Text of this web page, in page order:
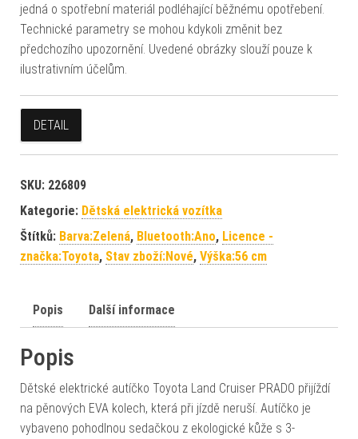
jedná o spotřební materiál podléhající běžnému opotřebení.
Technické parametry se mohou kdykoli změnit bez
předchozího upozornění. Uvedené obrázky slouží pouze k
ilustrativním účelům.
DETAIL
SKU: 226809
Kategorie: Dětská elektrická vozítka
Štítků: Barva:Zelená, Bluetooth:Ano, Licence -
značka:Toyota, Stav zboží:Nové, Výška:56 cm
Popis Další informace
Popis
Dětské elektrické autíčko Toyota Land Cruiser PRADO přijíždí
na pěnových EVA kolech, která při jízdě neruší. Autíčko je
vybaveno pohodlnou sedačkou z ekologické kůže s 3-